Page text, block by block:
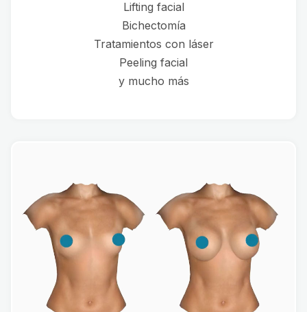
Lifting facial
Bichectomía
Tratamientos con láser
Peeling facial
y mucho más